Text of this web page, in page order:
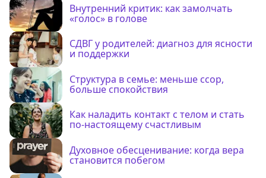
Внутренний критик: как замолчать
«голос» в голове
СДВГ у родителей: диагноз для ясности
и поддержки
Структура в семье: меньше ссор,
больше спокойствия
Как наладить контакт с телом и стать
по-настоящему счастливым
Духовное обесценивание: когда вера
становится побегом